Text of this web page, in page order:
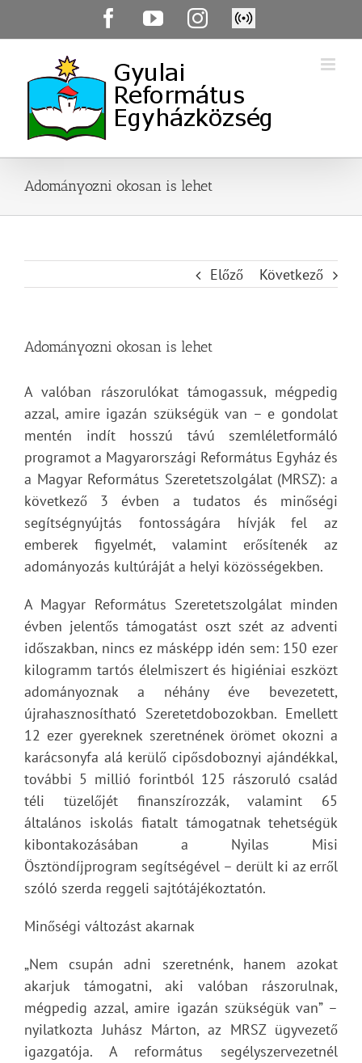
FacebookYouTubeInstagram
Élő
közvetítés
Adományozni okosan is lehet
Előző Következő
Adományozni okosan is lehet
A valóban rászorulókat támogassuk, mégpedig
azzal, amire igazán szükségük van – e gondolat
mentén indít hosszú távú szemléletformáló
programot a Magyarországi Református Egyház és
a Magyar Református Szeretetszolgálat (MRSZ): a
következő 3 évben a tudatos és minőségi
segítségnyújtás fontosságára hívják fel az
emberek figyelmét, valamint erősítenék az
adományozás kultúráját a helyi közösségekben.
A Magyar Református Szeretetszolgálat minden
évben jelentős támogatást oszt szét az adventi
időszakban, nincs ez másképp idén sem: 150 ezer
kilogramm tartós élelmiszert és higiéniai eszközt
adományoznak a néhány éve bevezetett,
újrahasznosítható Szeretetdobozokban. Emellett
12 ezer gyereknek szeretnének örömet okozni a
karácsonyfa alá kerülő cipősdoboznyi ajándékkal,
további 5 millió forintból 125 rászoruló család
téli tüzelőjét finanszírozzák, valamint 65
általános iskolás fiatalt támogatnak tehetségük
kibontakozásában a Nyilas Misi
Ösztöndíjprogram segítségével – derült ki az erről
szóló szerda reggeli sajtótájékoztatón.
Minőségi változást akarnak
„Nem csupán adni szeretnénk, hanem azokat
akarjuk támogatni, aki valóban rászorulnak,
mégpedig azzal, amire igazán szükségük van” –
nyilatkozta Juhász Márton, az MRSZ ügyvezető
igazgatója. A református segélyszervezetnél